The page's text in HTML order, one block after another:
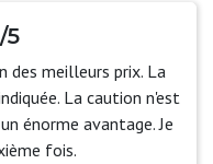
5
des meilleurs prix. La
La caution n'est
énorme avantage. Je
fois.